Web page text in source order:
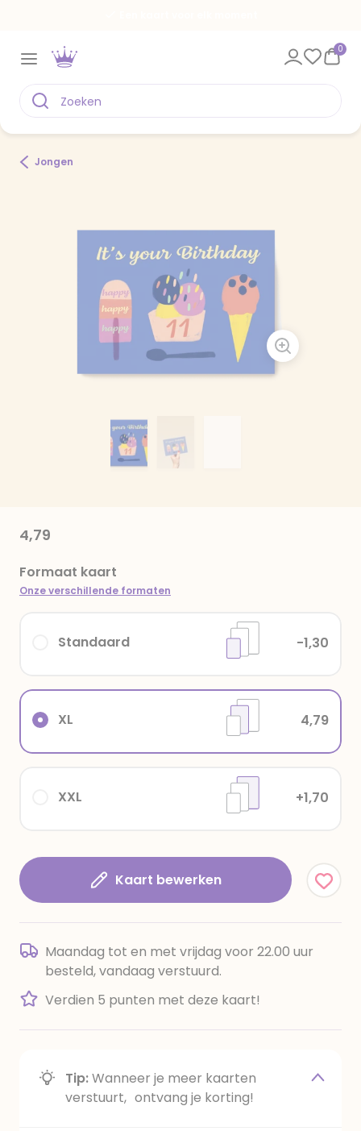
0
Jongen
4,79
Formaat kaart
Onze verschillende formaten
XXL +1,70
XL 4,79
Standaard -1,30
Kaart bewerken
Maandag tot en met vrijdag voor 22.00 uur
besteld, vandaag verstuurd.
Verdien 5 punten met deze kaart!
Tip:Wanneer je meer kaarten
verstuurt, ontvang je korting!